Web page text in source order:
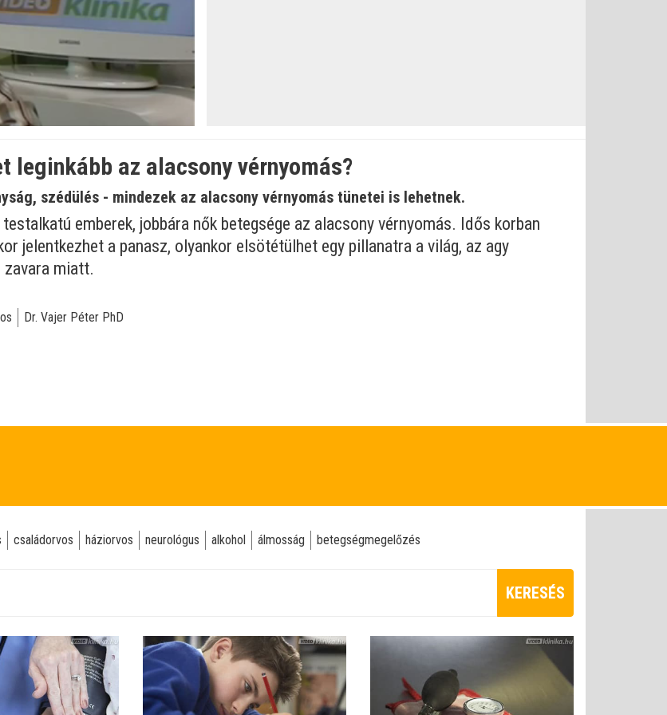
leginkább az alacsony vérnyomás?
szédülés - mindezek az alacsony vérnyomás tünetei is lehetnek.
emberek, jobbára nők betegsége az alacsony vérnyomás. Idős korban
jelentkezhet a panasz, olyankor elsötétülhet egy pillanatra a világ, az agy
miatt.
Dr. Vajer Péter PhD
családorvos háziorvos neurológus alkohol álmosság betegségmegelőzés
KERESÉS